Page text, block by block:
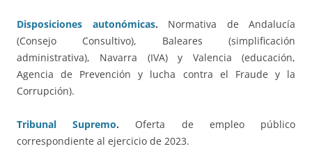
Disposiciones autonómicas. Normativa de Andalucía
(Consejo Consultivo), Baleares (simplificación
administrativa), Navarra (IVA) y Valencia (educación,
Agencia de Prevención y lucha contra el Fraude y la
Corrupción).
Tribunal Supremo. Oferta de empleo público
correspondiente al ejercicio de 2023.